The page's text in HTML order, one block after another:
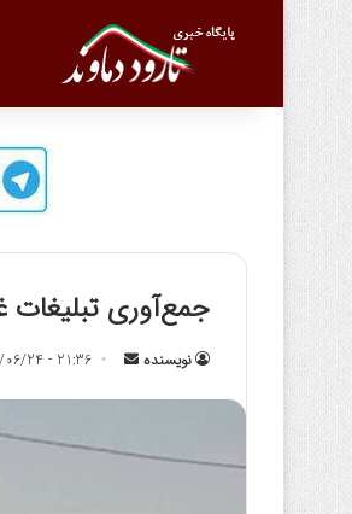
جمع‌آوری تبلیغات
نویسنده
ا
21:36 - 1404/06/24